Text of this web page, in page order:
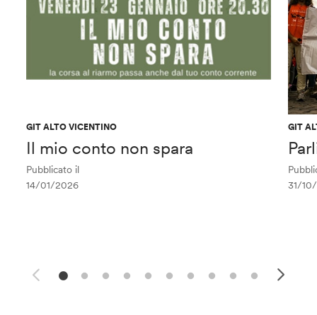
GIT ALTO VICENTINO
Il mio conto non spara
Pubblicato il
14/01/2026
GIT
31/